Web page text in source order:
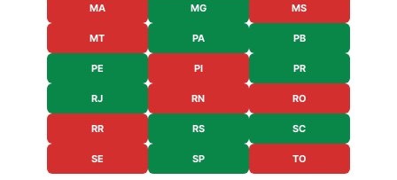
MA MG MS
MT PA PB
PE PI PR
RJ RN RO
RR RS SC
SE SP TO